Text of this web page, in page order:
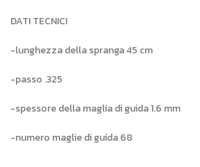
DATI TECNICI
-lunghezza della spranga 45 cm
-passo .325
-spessore della maglia di guida 1.6 mm
-numero maglie di guida 68